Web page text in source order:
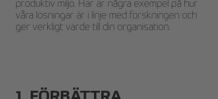
produktiv miljö. Här är några exempel på hur
våra lösningar är i linje med forskningen och
ger verkligt värde till din organisation.